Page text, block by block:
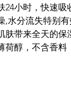
小时，快速
,水分流失特别
肤带来全天的
荷醇，不含香